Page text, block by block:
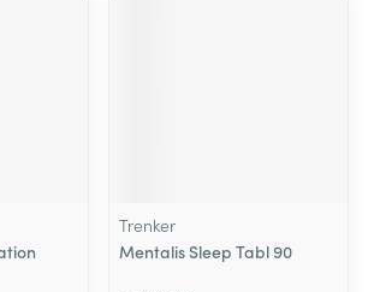
Trenker
Mentalis Sleep Tabl 90